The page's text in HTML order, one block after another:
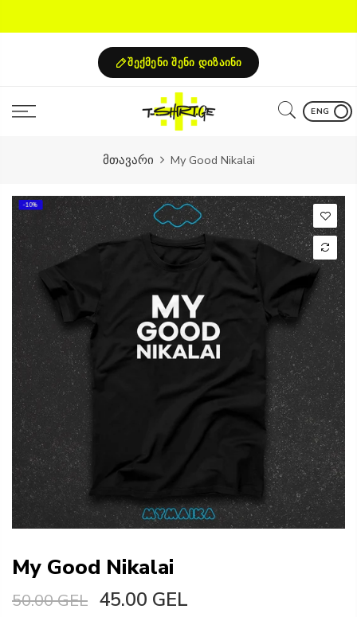
შექმენი შენი დიზაინი
ENG
მთავარი My Good Nikalai
-10%
My Good Nikalai
50.00 GEL 45.00 GEL